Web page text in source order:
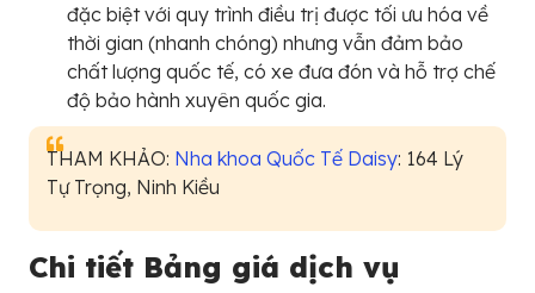
đặc biệt với quy trình điều trị được tối ưu hóa về
thời gian (nhanh chóng) nhưng vẫn đảm bảo
chất lượng quốc tế, có xe đưa đón và hỗ trợ chế
độ bảo hành xuyên quốc gia.
THAM KHẢO: Nha khoa Quốc Tế Daisy: 164 Lý
Tự Trọng, Ninh Kiều
Chi tiết Bảng giá dịch vụ